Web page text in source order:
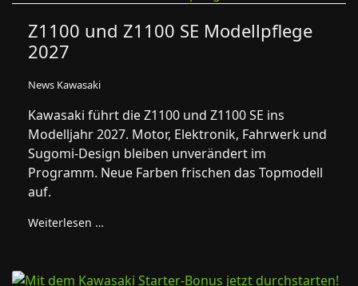
Z1100 und Z1100 SE Modellpflege
2027
News Kawasaki
Kawasaki führt die Z1100 und Z1100 SE ins
Modelljahr 2027. Motor, Elektronik, Fahrwerk und
Sugomi-Design bleiben unverändert im
Programm. Neue Farben frischen das Topmodell
auf.
Weiterlesen …